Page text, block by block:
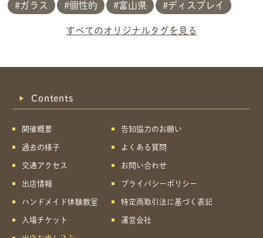
ガラス 個性的 富山県 ディスプレイ
すべてのオリジナルタグを見る
Contents
開催概要
過去の様子
交通アクセス
出店情報
ハンドメイド体験教室
入場チケット
告知協力のお願い
よくある質問
お問い合わせ
プライバシーポリシー
特定商取引法に基づく表記
運営会社